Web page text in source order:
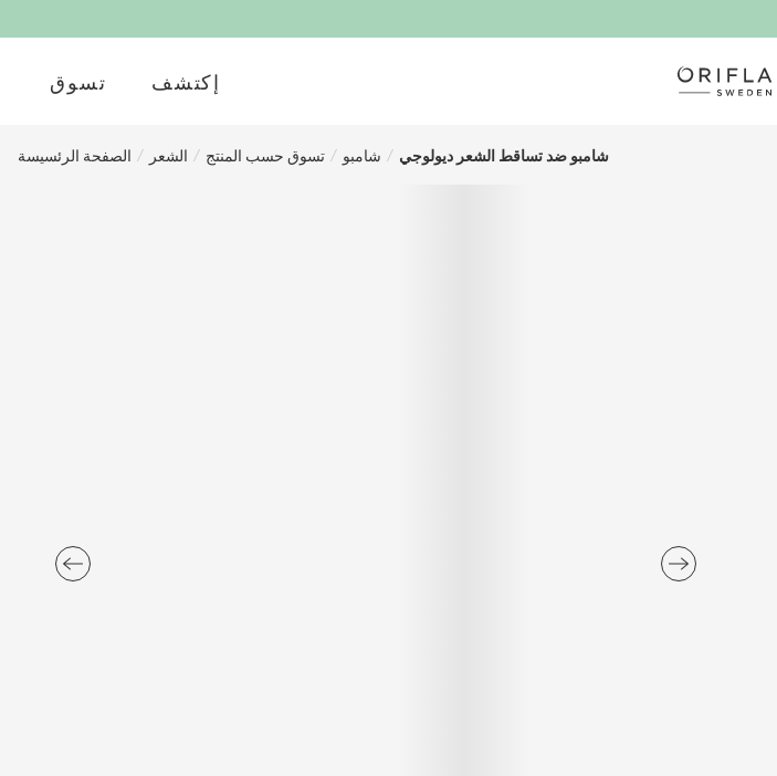
تسوق إكتشف
الصفحة الرئسيسة / الشعر / تسوق حسب المنتج / شامبو / شامبو ضد تساقط الشعر ديولوجي